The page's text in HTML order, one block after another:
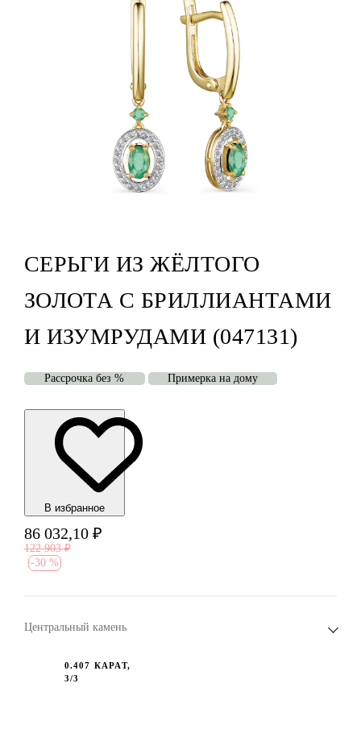
СЕРЬГИ ИЗ ЖЁЛТОГО
ЗОЛОТА С БРИЛЛИАНТАМИ
И ИЗУМРУДАМИ (047131)
Рассрочка без % Примерка на дому
В избранноe
86 032,10 ₽
122 903 ₽
-30 %
Центральный камень
0.407 КАРАТ,
3/3